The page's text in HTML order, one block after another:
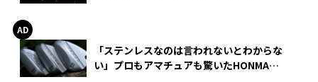
「ステンレスなのは言われないとわからな
い」プロもアマチュアも驚いたHONMA